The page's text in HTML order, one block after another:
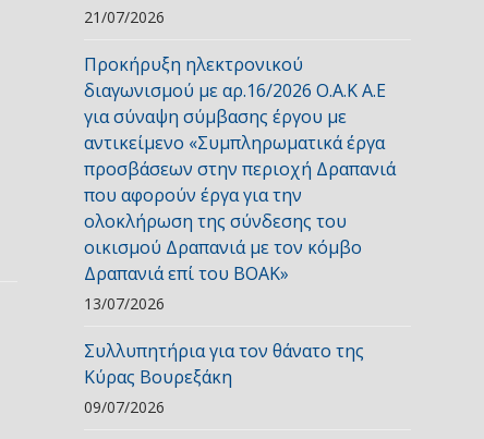
21/07/2026
Προκήρυξη ηλεκτρονικού
διαγωνισμού με αρ.16/2026 Ο.Α.Κ Α.Ε
για σύναψη σύμβασης έργου με
αντικείμενο «Συμπληρωματικά έργα
προσβάσεων στην περιοχή Δραπανιά
που αφορούν έργα για την
ολοκλήρωση της σύνδεσης του
οικισμού Δραπανιά με τον κόμβο
Δραπανιά επί του ΒΟΑΚ»
13/07/2026
Συλλυπητήρια για τον θάνατο της
Κύρας Βουρεξάκη
09/07/2026